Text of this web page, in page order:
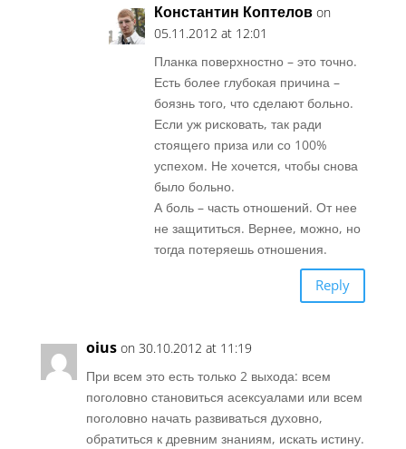
Константин Коптелов on
05.11.2012 at 12:01
Планка поверхностно – это точно.
Есть более глубокая причина –
боязнь того, что сделают больно.
Если уж рисковать, так ради
стоящего приза или со 100%
успехом. Не хочется, чтобы снова
было больно.
А боль – часть отношений. От нее
не защититься. Вернее, можно, но
тогда потеряешь отношения.
Reply
oius on 30.10.2012 at 11:19
При всем это есть только 2 выхода: всем
поголовно становиться асексуалами или всем
поголовно начать развиваться духовно,
обратиться к древним знаниям, искать истину.